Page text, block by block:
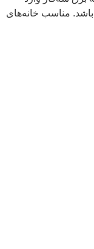
باشد. مناسب خانه‌های